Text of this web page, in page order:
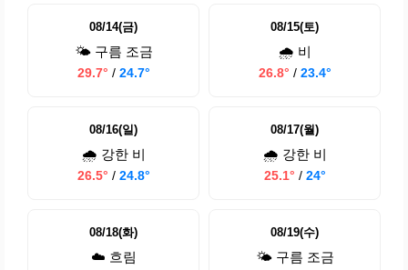
08/14(금)
🌤️ 구름 조금
29.7° / 24.7°
08/15(토)
🌧️ 비
26.8° / 23.4°
08/16(일)
🌧️ 강한 비
26.5° / 24.8°
08/17(월)
🌧️ 강한 비
25.1° / 24°
08/18(화)
☁️ 흐림
08/19(수)
🌤️ 구름 조금